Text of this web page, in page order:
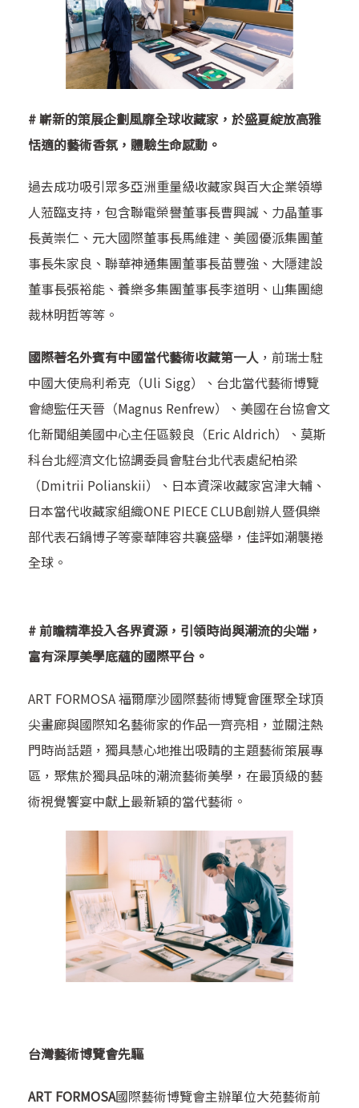
#嶄新的策展企劃風靡全球收藏家，於盛夏綻放高雅
恬適的藝術香氛，體驗生命感動。
過去成功吸引眾多亞洲重量級收藏家與百大企業領導
人蒞臨支持，包含聯電榮譽董事長曹興誠、力晶董事
長黃崇仁、元大國際董事長馬維建、美國優派集團董
事長朱家良、聯華神通集團董事長苗豐強、大隱建設
董事長張裕能、養樂多集團董事長李道明、山集團總
裁林明哲等等。
國際著名外賓有中國當代藝術收藏第一人 ，前瑞士駐
中國大使烏利希克（Uli Sigg）、台北當代藝術博覽
會總監任天晉（Magnus Renfrew）、美國在台協會文
化新聞組美國中心主任區毅良（Eric Aldrich）、莫斯
科台北經濟文化協調委員會駐台北代表處紀柏梁
（Dmitrii Polianskii）、日本資深收藏家宮津大輔、
日本當代收藏家組織ONE PIECE CLUB創辦人暨俱樂
部代表石鍋博子等豪華陣容共襄盛舉，佳評如潮襲捲
全球。
#前瞻精準投入各界資源，引領時尚與潮流的尖端，
富有深厚美學底蘊的國際平台。
ART FORMOSA福爾摩沙國際藝術博覽會匯聚全球頂
尖畫廊與國際知名藝術家的作品一齊亮相，並關注熱
門時尚話題，獨具慧心地推出吸睛的主題藝術策展專
區，聚焦於獨具品味的潮流藝術美學，在最頂級的藝
術視覺饗宴中獻上最新穎的當代藝術。
台灣藝術博覽會先驅
ART FORMOSA國際藝術博覽會主辦單位大苑藝術前